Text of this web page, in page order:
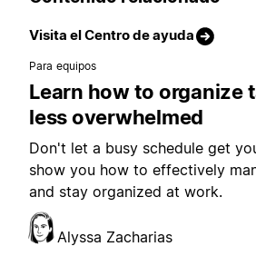
Visita el Centro de ayuda
Para equipos
Learn how to organize
less overwhelmed
Don't let a busy schedule get
show you how to effectively
and stay organized at work.
Alyssa Zacharias